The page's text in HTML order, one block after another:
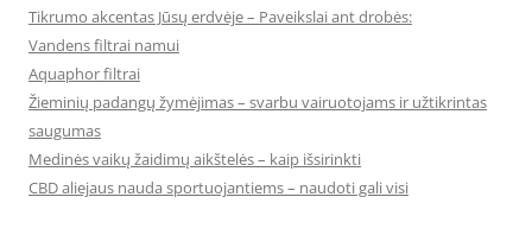
Tikrumo akcentas Jūsų erdvėje – Paveikslai ant drobės:
Vandens filtrai namui
Aquaphor filtrai
Žieminių padangų žymėjimas – svarbu vairuotojams ir užtikrintas
saugumas
Medinės vaikų žaidimų aikštelės – kaip išsirinkti
CBD aliejaus nauda sportuojantiems – naudoti gali visi